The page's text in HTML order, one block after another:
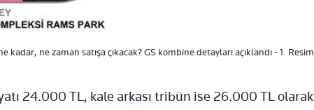
kadar, ne zaman satışa çıkacak? GS kombine detayları açıklandı - 1. Resim
24.000 TL, kale arkası tribün ise 26.000 TL olarak